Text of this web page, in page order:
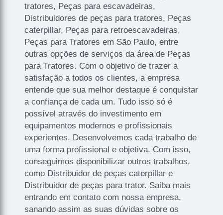
tratores, Peças para escavadeiras,
Distribuidores de peças para tratores, Peças
caterpillar, Peças para retroescavadeiras,
Peças para Tratores em São Paulo, entre
outras opções de serviços da área de Peças
para Tratores. Com o objetivo de trazer a
satisfação a todos os clientes, a empresa
entende que sua melhor destaque é conquistar
a confiança de cada um. Tudo isso só é
possível através do investimento em
equipamentos modernos e profissionais
experientes. Desenvolvemos cada trabalho de
uma forma profissional e objetiva. Com isso,
conseguimos disponibilizar outros trabalhos,
como Distribuidor de peças caterpillar e
Distribuidor de peças para trator. Saiba mais
entrando em contato com nossa empresa,
sanando assim as suas dúvidas sobre os